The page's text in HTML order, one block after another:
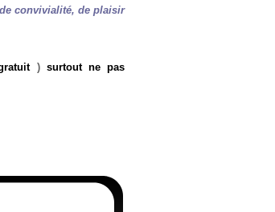
convivialité, de plaisir
) surtout ne pas